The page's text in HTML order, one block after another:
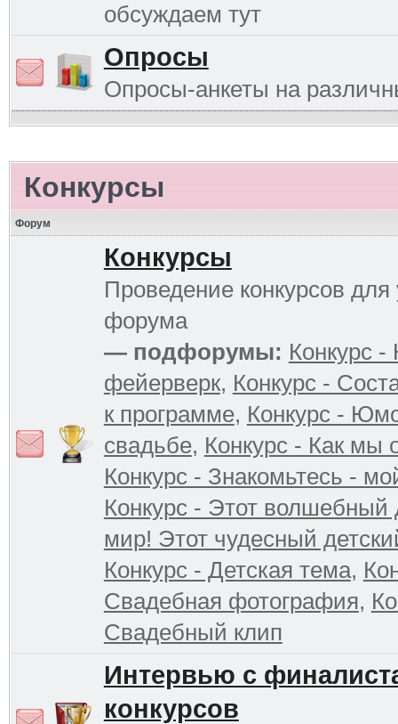
обсуждаем тут
Опросы
Опросы-анкеты на
Конкурсы
Форум
Конкурсы
Проведение конкурсов для
форума
— подфорумы: Конкурс
фейерверк, Конкурс -
к программе, Конкурс -
свадьбе, Конкурс - Как мы
Конкурс - Знакомьтесь -
Конкурс - Этот волшебный
мир! Этот чудесный
Конкурс - Детская тема,
Свадебная фотография,
Свадебный клип
Интервью с
конкурсов